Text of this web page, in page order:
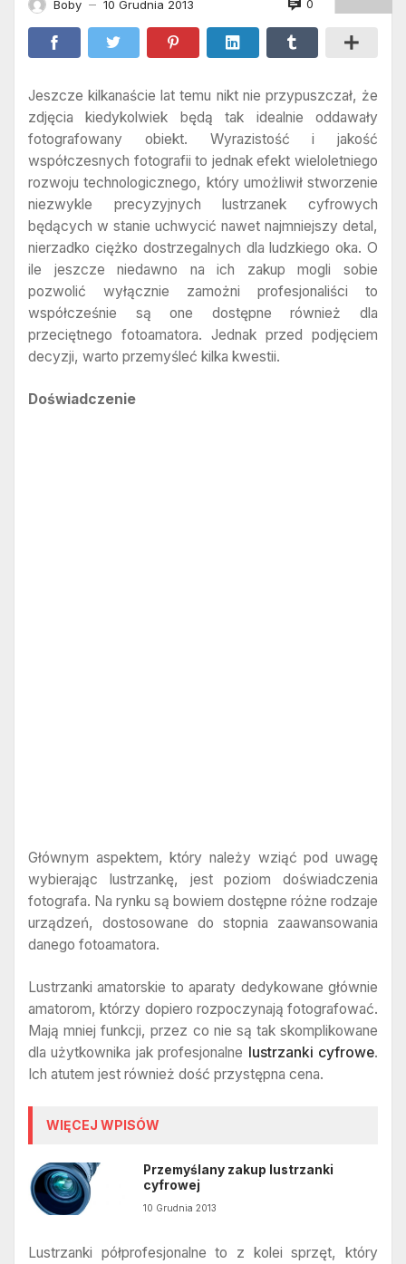
Boby — 10 Grudnia 2013 0
Jeszcze kilkanaście lat temu nikt nie przypuszczał, że
zdjęcia kiedykolwiek będą tak idealnie oddawały
fotografowany obiekt. Wyrazistość i jakość
współczesnych fotografii to jednak efekt wieloletniego
rozwoju technologicznego, który umożliwił stworzenie
niezwykle precyzyjnych lustrzanek cyfrowych
będących w stanie uchwycić nawet najmniejszy detal,
nierzadko ciężko dostrzegalnych dla ludzkiego oka. O
ile jeszcze niedawno na ich zakup mogli sobie
pozwolić wyłącznie zamożni profesjonaliści to
współcześnie są one dostępne również dla
przeciętnego fotoamatora. Jednak przed podjęciem
decyzji, warto przemyśleć kilka kwestii.
Doświadczenie
Głównym aspektem, który należy wziąć pod uwagę
wybierając lustrzankę, jest poziom doświadczenia
fotografa. Na rynku są bowiem dostępne różne rodzaje
urządzeń, dostosowane do stopnia zaawansowania
danego fotoamatora.
Lustrzanki amatorskie to aparaty dedykowane głównie
amatorom, którzy dopiero rozpoczynają fotografować.
Mają mniej funkcji, przez co nie są tak skomplikowane
dla użytkownika jak profesjonalne lustrzanki cyfrowe.
Ich atutem jest również dość przystępna cena.
WIĘCEJ WPISÓW
Przemyślany zakup lustrzanki
cyfrowej
10 Grudnia 2013
Lustrzanki półprofesjonalne to z kolei sprzęt, który